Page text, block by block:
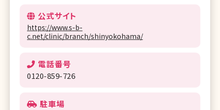
公式サイト
https://www.s-b-
c.net/clinic/branch/shinyokohama/
電話番号
0120-859-726
駐車場